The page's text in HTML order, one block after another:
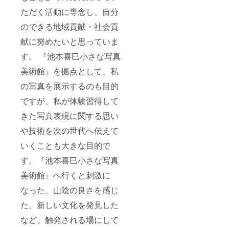
ただく活動に専念し、自分
のできる地域貢献・社会貢
献に努めたいと思っていま
す。 『池本喜巳小さな写真
美術館』を拠点として、私
の写真を展示するのも目的
ですが、私が体験習得して
きた写真表現に関する思い
や技術を次の世代へ伝えて
いくことも大きな目的で
す。『池本喜巳小さな写真
美術館』へ行くと刺激に
なった、山陰の良さを感じ
た、新しい文化を発見した
など、触発される場にして